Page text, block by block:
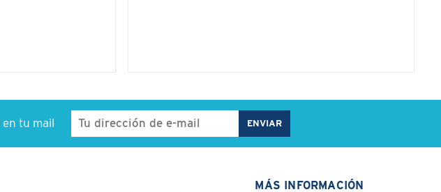
en tu mail
MÁS INFORMACIÓN